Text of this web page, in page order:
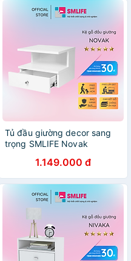
Tủ đầu giường decor sang
trọng SMLIFE Novak
1.149.000 đ